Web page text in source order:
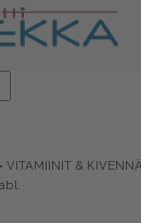
• VITAMIINIT &